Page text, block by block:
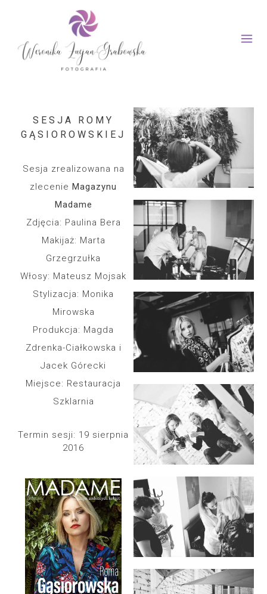
SESJA ROMY
GĄSIOROWSKIEJ
Sesja zrealizowana na
zlecenie Magazynu
Madame
Zdjęcia: Paulina Bera
Makijaż: Marta
Grzegrzułka
Włosy: Mateusz Mojsak
Stylizacja: Monika
Mirowska
Produkcja: Magda
Zdrenka-Ciałkowska i
Jacek Górecki
Miejsce: Restauracja
Szklarnia
Termin sesji: 19 sierpnia
2016